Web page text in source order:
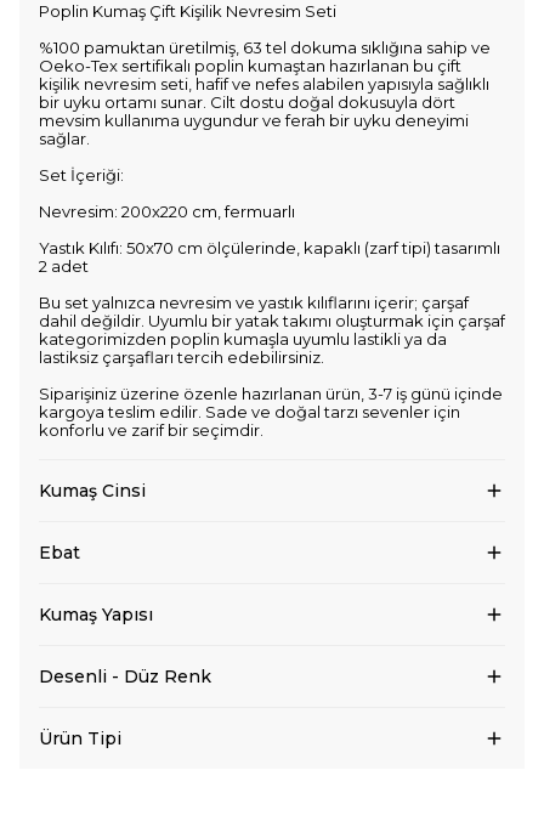
Poplin Kumaş Çift Kişilik Nevresim Seti
%100 pamuktan üretilmiş, 63 tel dokuma sıklığına sahip ve
Oeko-Tex sertifikalı poplin kumaştan hazırlanan bu çift
kişilik nevresim seti, hafif ve nefes alabilen yapısıyla sağlıklı
bir uyku ortamı sunar. Cilt dostu doğal dokusuyla dört
mevsim kullanıma uygundur ve ferah bir uyku deneyimi
sağlar.
Set İçeriği:
Nevresim: 200x220 cm, fermuarlı
Yastık Kılıfı: 50x70 cm ölçülerinde, kapaklı (zarf tipi) tasarımlı
2 adet
Bu set yalnızca nevresim ve yastık kılıflarını içerir; çarşaf
dahil değildir. Uyumlu bir yatak takımı oluşturmak için çarşaf
kategorimizden poplin kumaşla uyumlu lastikli ya da
lastiksiz çarşafları tercih edebilirsiniz.
Siparişiniz üzerine özenle hazırlanan ürün, 3-7 iş günü içinde
kargoya teslim edilir. Sade ve doğal tarzı sevenler için
konforlu ve zarif bir seçimdir.
Kumaş Cinsi
Ebat
Kumaş Yapısı
Desenli - Düz Renk
Ürün Tipi